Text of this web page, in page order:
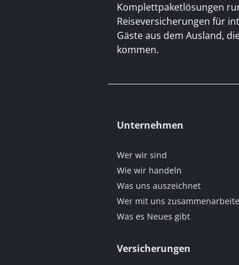
Komplettpaketlösungen
Reiseversicherungen für
Gäste aus dem Ausland,
kommen.
Unternehmen
Wer wir sind
Wie wir handeln
Was uns auszeichnet
Wer mit uns
Was es Neues gibt
Versicherungen